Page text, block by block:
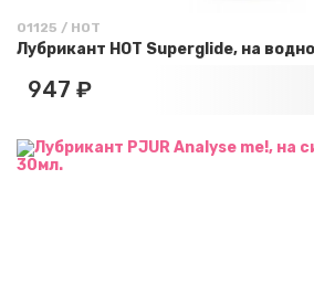
01125 / HOT
Лубрикант HOT Superglide, на
947 ₽